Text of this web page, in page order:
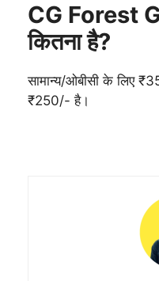
CG Forest
कितना है?
सामान्य/ओबीसी के लिए
₹250/- है।